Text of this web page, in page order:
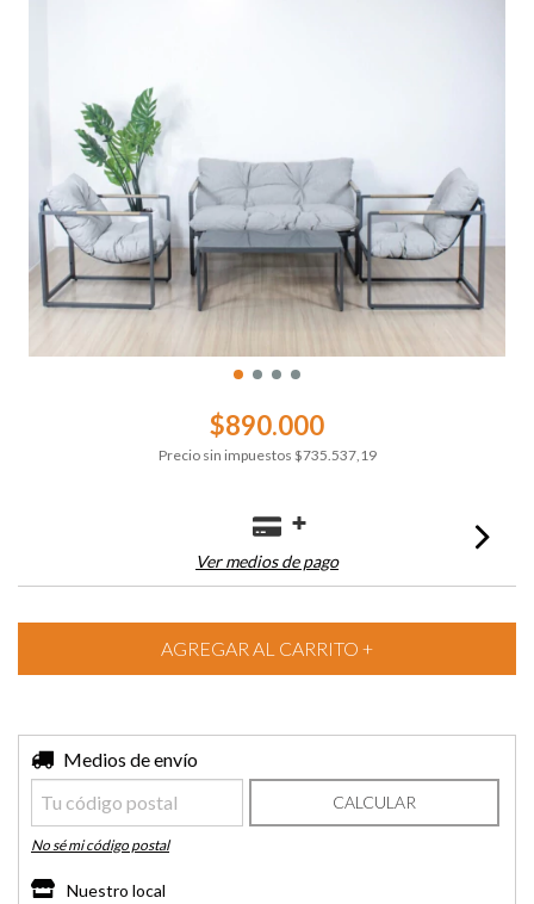
$890.000
Precio sin impuestos $735.537,19
Ver medios de pago
Entregas para el CP:
Medios de envío
CALCULAR
No sé mi código postal
Nuestro local